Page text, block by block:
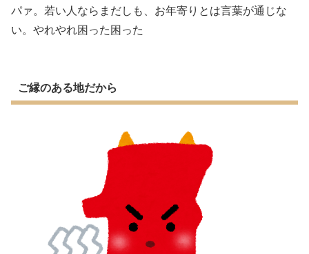
パァ。若い人ならまだしも、お年寄りとは言葉が通じな
い。やれやれ困った困った
ご縁のある地だから